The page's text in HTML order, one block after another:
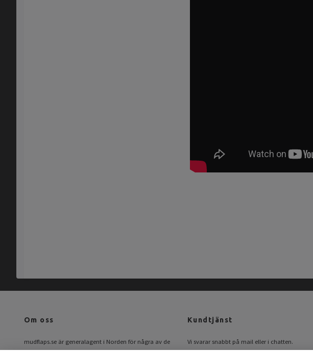
Om oss
mudflaps.se är generalagent i Norden för några av de
Kundtjänst
Vi svarar snabbt på mail eller i chatten.